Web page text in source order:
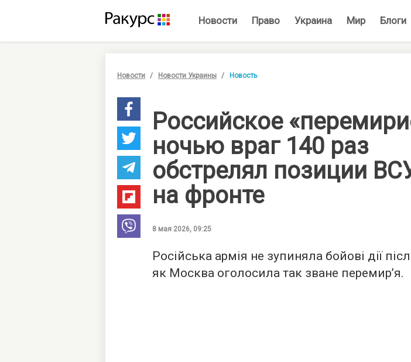
Новости Право Украина Мир Блоги
Новости Новости Украины Новость
Российское
ночью враг 140 раз
обстрелял позиции
на фронте
8 мая 2026, 09:25
Російська армія не зупиняла бойові дії
як Москва оголосила так зване перемир’я.